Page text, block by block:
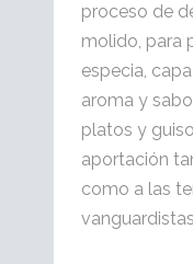
proceso de
molido, para
especia,
aroma y
platos y
aportación
como a las
vanguardistas